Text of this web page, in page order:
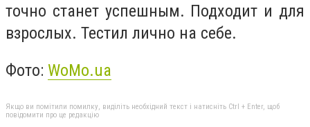
точно станет успешным. Подходит и для
взрослых. Тестил лично на себе.
Фото: WoMo.ua
Якщо ви помітили помилку, виділіть необхідний текст і натисніть Ctrl + Enter, щоб
повідомити про це редакцію